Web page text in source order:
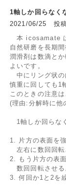
1軸しか回らなく
2021/06/25 投稿
本 icosamate は
自然研磨を長期
潤滑剤は数滴と
よいです。
中にリング状の
慎重に回しても1
このときの注意
(理由:分解時に他
1軸しか回らな
1. 片方の表面を
左右に数回回転
2. もう片方の表
数回回転させる
3. 何回か1と2を